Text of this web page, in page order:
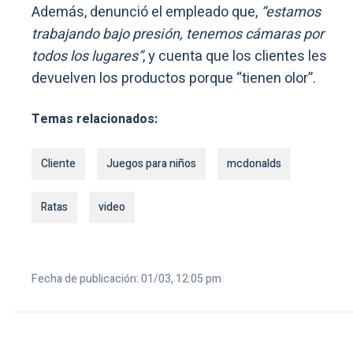
Además, denunció el empleado que, “estamos
trabajando bajo presión, tenemos cámaras por
todos los lugares”, y cuenta que los clientes les
devuelven los productos porque “tienen olor”.
Temas relacionados:
Cliente Juegos para niños mcdonalds
Ratas video
Fecha de publicación: 01/03, 12:05 pm